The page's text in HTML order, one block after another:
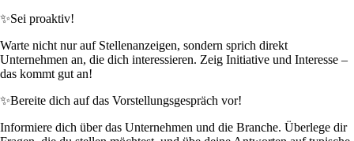
✨Sei proaktiv!
Warte nicht nur auf Stellenanzeigen, sondern sprich direkt
Unternehmen an, die dich interessieren. Zeig Initiative und Interesse –
das kommt gut an!
✨Bereite dich auf das Vorstellungsgespräch vor!
Informiere dich über das Unternehmen und die Branche. Überlege dir